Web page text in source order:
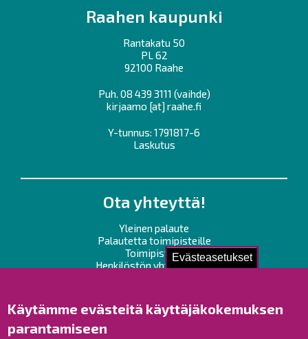
Evästeasetukset
Käytämme evästeitä käyttäjäkokemuksen
parantamiseen
Raahen kaupunki
Rantakatu 50
PL 62
92100 Raahe
Puh. 08 439 3111 (vaihde)
kirjaamo [at] raahe.fi
Y-tunnus: 1791817-6
Laskutus
Ota yhteyttä!
Yleinen palaute
Palautetta toimipisteille
Toimipisteet
Henkilöstön yhteystiedot
Raahe Facebookissa
Raahe Instagramissa